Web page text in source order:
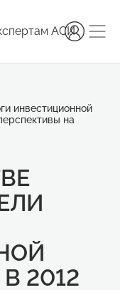
АСИ
инвестиционной
на
2012